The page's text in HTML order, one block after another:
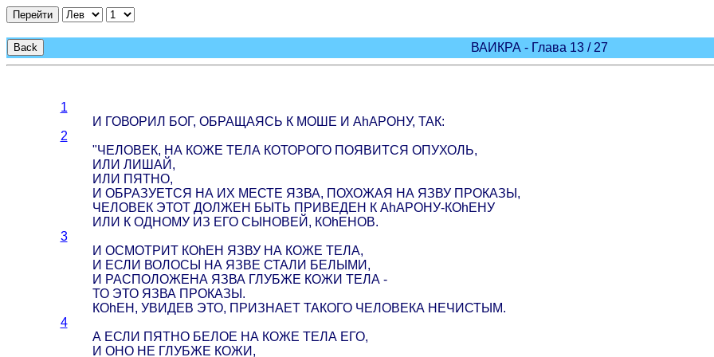
Перейти
Back ВАИКРА - Глава 13 / 27
1
И ГОВОРИЛ БОГ, ОБРАЩАЯСЬ К МОШЕ И АhАРОНУ, ТАК:
2
"ЧЕЛОВЕК, НА КОЖЕ ТЕЛА КОТОРОГО ПОЯВИТСЯ ОПУХОЛЬ,
ИЛИ ЛИШАЙ,
ИЛИ ПЯТНО,
И ОБРАЗУЕТСЯ НА ИХ МЕСТЕ ЯЗВА, ПОХОЖАЯ НА ЯЗВУ ПРОКАЗЫ,
ЧЕЛОВЕК ЭТОТ ДОЛЖЕН БЫТЬ ПРИВЕДЕН К АhАРОНУ-КОhЕНУ
ИЛИ К ОДНОМУ ИЗ ЕГО СЫНОВЕЙ, КОhЕНОВ.
3
И ОСМОТРИТ КОhЕН ЯЗВУ НА КОЖЕ ТЕЛА,
И ЕСЛИ ВОЛОСЫ НА ЯЗВЕ СТАЛИ БЕЛЫМИ,
И РАСПОЛОЖЕНА ЯЗВА ГЛУБЖЕ КОЖИ ТЕЛА -
ТО ЭТО ЯЗВА ПРОКАЗЫ.
КОhЕН, УВИДЕВ ЭТО, ПРИЗНАЕТ ТАКОГО ЧЕЛОВЕКА НЕЧИСТЫМ.
4
А ЕСЛИ ПЯТНО БЕЛОЕ НА КОЖЕ ТЕЛА ЕГО,
И ОНО НЕ ГЛУБЖЕ КОЖИ,